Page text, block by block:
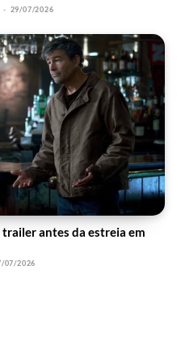
- 29/07/2026
antes da estreia em
07/2026